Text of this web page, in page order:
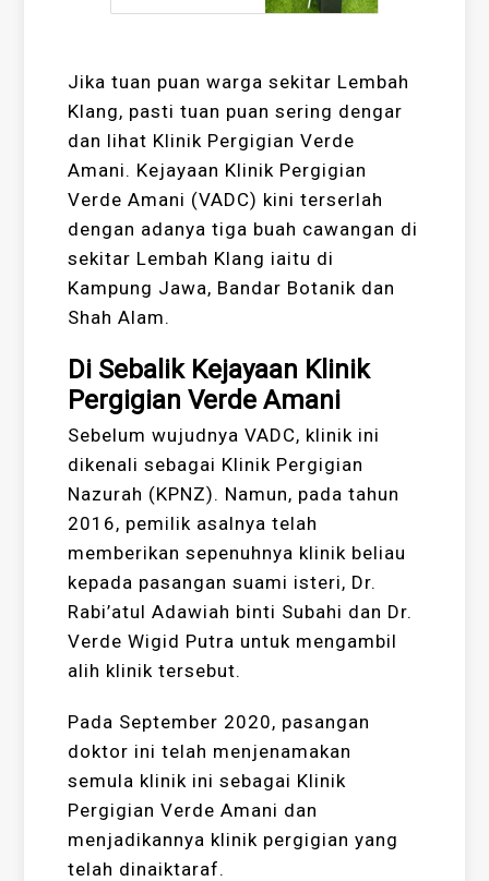
Jika tuan puan warga sekitar Lembah
Klang, pasti tuan puan sering dengar
dan lihat Klinik Pergigian Verde
Amani. Kejayaan Klinik Pergigian
Verde Amani (VADC) kini terserlah
dengan adanya tiga buah cawangan di
sekitar Lembah Klang iaitu di
Kampung Jawa, Bandar Botanik dan
Shah Alam.
Di Sebalik Kejayaan Klinik
Pergigian Verde Amani
Sebelum wujudnya VADC, klinik ini
dikenali sebagai Klinik Pergigian
Nazurah (KPNZ). Namun, pada tahun
2016, pemilik asalnya telah
memberikan sepenuhnya klinik beliau
kepada pasangan suami isteri, Dr.
Rabi’atul Adawiah binti Subahi dan Dr.
Verde Wigid Putra untuk mengambil
alih klinik tersebut.
Pada September 2020, pasangan
doktor ini telah menjenamakan
semula klinik ini sebagai Klinik
Pergigian Verde Amani dan
menjadikannya klinik pergigian yang
telah dinaiktaraf.